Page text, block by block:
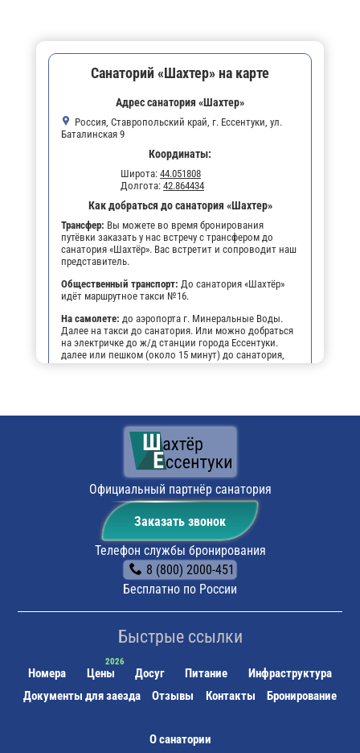
Санаторий «Шахтер» на карте
Адрес санатория «Шахтер»
Россия, Ставропольский край, г. Ессентуки, ул.
Баталинская 9
Координаты:
Широта: 44.051808
Долгота: 42.864434
Как добраться до санатория «Шахтер»
Трансфер: Вы можете во время бронирования
путёвки заказать у нас встречу с трансфером до
санатория «Шахтёр». Вас встретит и сопроводит наш
представитель.
Общественный транспорт: До санатория «Шахтёр»
идёт маршрутное такси №16.
На самолете: до аэропорта г. Минеральные Воды.
Далее на такси до санатория. Или можно добраться
на электричке до ж/д станции города Ессентуки.
далее или пешком (около 15 минут) до санатория,
или на маршрутном такси №16 до остановки
не заблудиться, можно воспользоваться
навигатором. По прибытии будет возможность
оставить автомобиль на парковке санатория.
до ж/д вокзала г. Ессентуки, далее или
пешком (около 15 минут) до санатория, или на
маршрутном такси №16 до остановки "Санаторий
Шахтёр".Официальный партнёр санатория
Заказать звонок
Телефон службы бронирования
8 (800) 2000-451
Бесплатно по России
Быстрые ссылки
Номера Цены Досуг Питание
Инфраструктура
Документы для заезда
Отзывы Контакты Бронирование
О санатории